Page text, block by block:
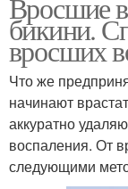
бикини.
вросших
Что же
начинают
аккуратно
воспаления. От
следующими